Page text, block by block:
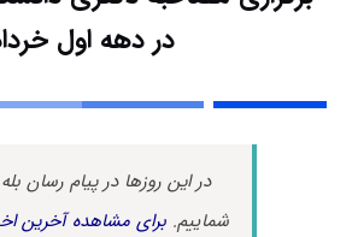
در دهه اول
در این روزها در پیام رسان
شماییم.برای مشاهده آخرین